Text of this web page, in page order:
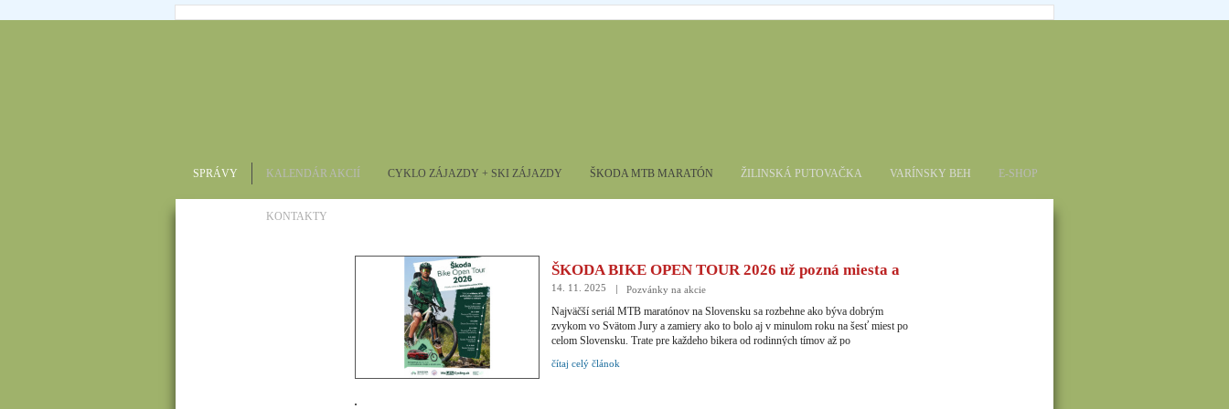
SPRÁVY KALENDÁR AKCIÍ CYKLO ZÁJAZDY + SKI ZÁJAZDY ŠKODA MTB MARATÓN ŽILINSKÁ PUTOVAČKA VARÍNSKY BEH E-SHOP
KONTAKTY
ŠKODA BIKE OPEN TOUR 2026 už pozná miesta a
termíny!
14. 11. 2025 Pozvánky na akcie
Najväčší seriál MTB maratónov na Slovensku sa rozbehne ako býva dobrým
zvykom vo Svätom Jury a zamiery ako to bolo aj v minulom roku na šesť miest po
celom Slovensku. Trate pre každeho bikera od rodinných tímov až po
Registrácie na jednotlivé podujatia budú spustené čoskoro. Taktiež budete mať
čítaj celý článok